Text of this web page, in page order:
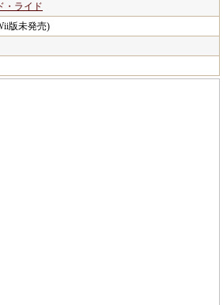
・ライド
版未発売)